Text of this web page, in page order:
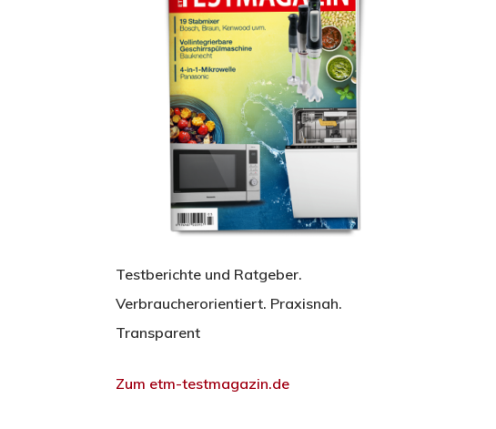
Testberichte und Ratgeber.
Verbraucherorientiert. Praxisnah.
Transparent
Zum etm-testmagazin.de